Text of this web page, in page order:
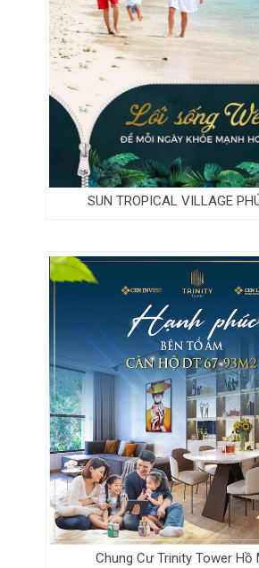
SUN TROPICAL VILLAGE
Chung Cư Trinity Tower Hồ